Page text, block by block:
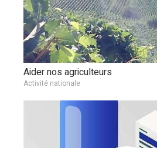
Aider nos agriculteurs
Activité nationale